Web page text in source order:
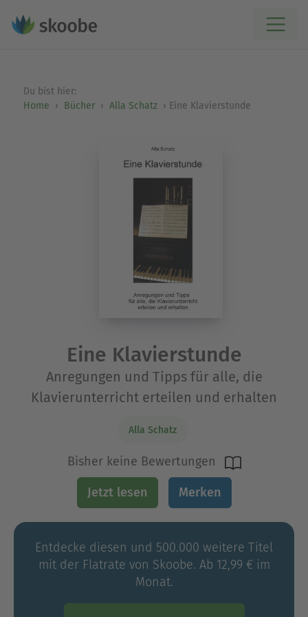
Du bist hier:
Home
Bücher Alla Schatz Eine Klavierstunde
Eine Klavierstunde
Anregungen und Tipps für alle, die
Klavierunterricht erteilen und erhalten
Alla Schatz
Bisher keine Bewertungen
Jetzt lesen Merken
Entdecke diesen und 500.000 weitere Titel
mit der Flatrate von Skoobe. Ab 12,99 € im
Monat.